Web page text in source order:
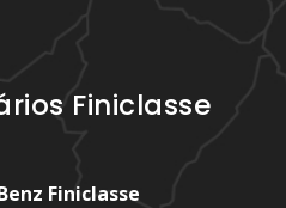
Finiclasse
Finiclasse